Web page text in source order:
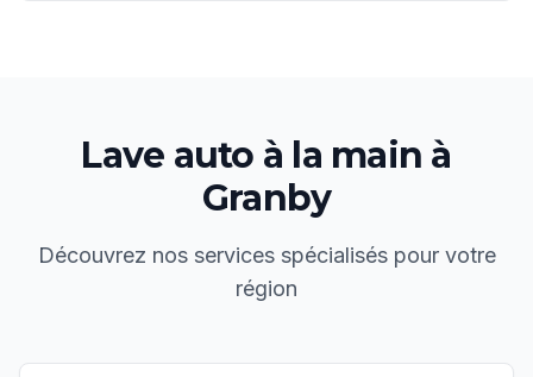
Lave auto à la main à
Granby
Découvrez nos services spécialisés pour votre
région